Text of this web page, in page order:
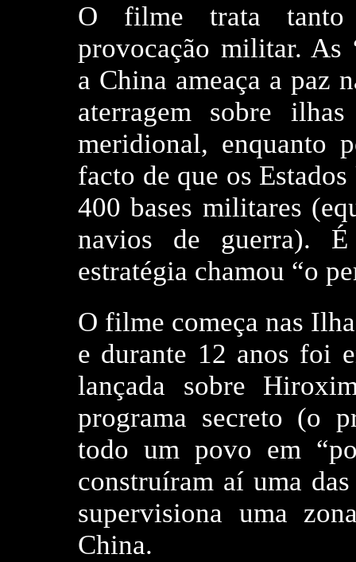
O filme trata tanto
provocação militar. As
a China ameaça a paz
aterragem sobre
meridional, enquanto
facto de que os
400 bases militares
navios de guerra).
estratégia chamou “o
O filme começa nas
e durante 12 anos foi
lançada sobre
programa secreto (o
todo um povo em
construíram aí uma das
supervisiona uma
China.